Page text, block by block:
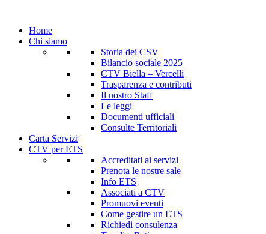
Home
Chi siamo
Storia dei CSV
Bilancio sociale 2025
CTV Biella – Vercelli
Trasparenza e contributi
Il nostro Staff
Le leggi
Documenti ufficiali
Consulte Territoriali
Carta Servizi
CTV per ETS
Accreditati ai servizi
Prenota le nostre sale
Info ETS
Associati a CTV
Promuovi eventi
Come gestire un ETS
Richiedi consulenza